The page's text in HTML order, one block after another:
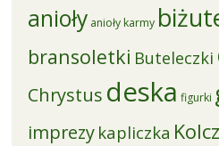
anioły anioły karmy
bransoletki Buteleczki
Chrystus deska figurki
imprezy kapliczka